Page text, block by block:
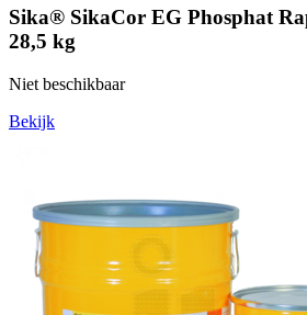
Sika® SikaCor EG Phosphat
28,5 kg
Niet beschikbaar
Bekijk